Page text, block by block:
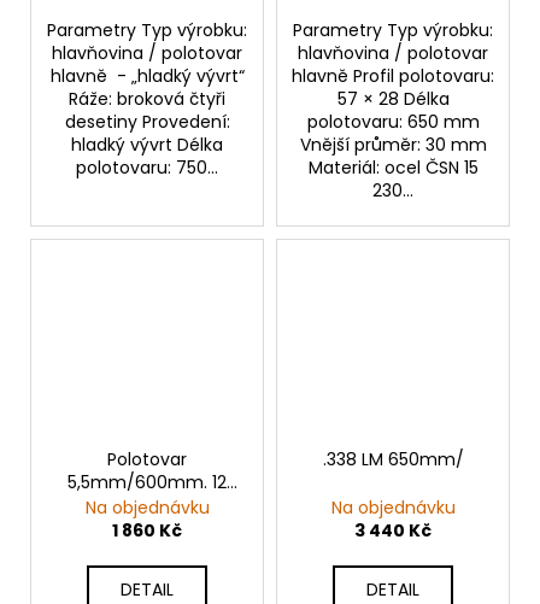
Parametry Typ výrobku:
hlavňovina / polotovar
hlavně - „hladký vývrt“
Ráže: broková čtyři
desetiny Provedení:
hladký vývrt Délka
polotovaru: 750...
Parametry Typ výrobku:
hlavňovina / polotovar
hlavně Profil polotovaru:
57 × 28 Délka
polotovaru: 650 mm
Vnější průměr: 30 mm
Materiál: ocel ČSN 15
230...
Polotovar
5,5mm/600mm. 12
drážek!
Na objednávku
1 860 Kč
DETAIL
.338 LM 650mm/
Na objednávku
3 440 Kč
DETAIL